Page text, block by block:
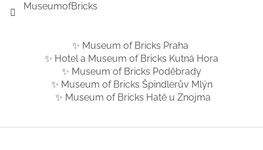
MuseumofBricks
✨ Museum of Bricks Praha
✨ Hotel a Museum of Bricks Kutná Hora
✨ Museum of Bricks Poděbrady
✨ Museum of Bricks Špindlerův Mlýn
✨ Museum of Bricks Hatě u Znojma